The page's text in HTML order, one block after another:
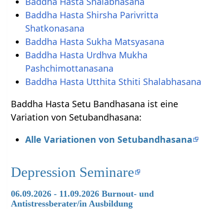
Baddha Hasta Shirsha Parivritta
Shatkonasana
Baddha Hasta Sukha Matsyasana
Baddha Hasta Urdhva Mukha
Pashchimottanasana
Baddha Hasta Utthita Sthiti Shalabhasana
Baddha Hasta Setu Bandhasana ist eine
Variation von Setubandhasana:
Alle Variationen von Setubandhasana
Depression Seminare
06.09.2026 - 11.09.2026 Burnout- und
Antistressberater/in Ausbildung